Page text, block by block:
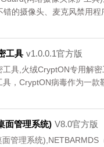
的摄像头、麦克风禁用程
工具 v1.0.0.1官方版
具,火绒CryptON专用解
，CryptON病毒作为一
面管理系统) V8.0官方版
管理系统),NETBARMDS